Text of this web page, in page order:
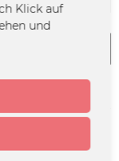
& Co. KG |
Klick auf
und